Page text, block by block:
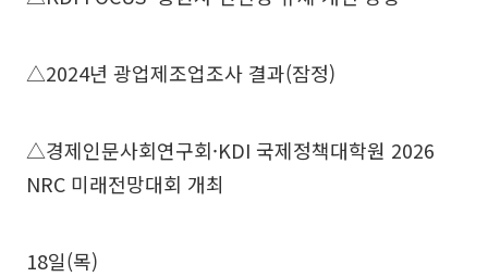
△2024년 광업제조업조사 결과(잠정)
△경제인문사회연구회·KDI 국제정책대학원 2026
NRC 미래전망대회 개최
18일(목)